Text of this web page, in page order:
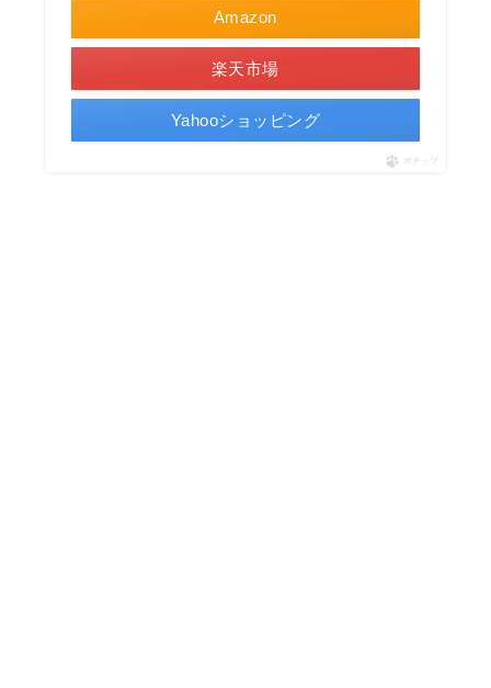
Amazon
楽天市場
Yahooショッピング
ポチップ